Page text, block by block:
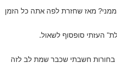
מאז שחזרת לפה אתה כל הזמן
העזתי סופסוף לשאול.
בחורות חשבתי שכבר שמת לב לזה